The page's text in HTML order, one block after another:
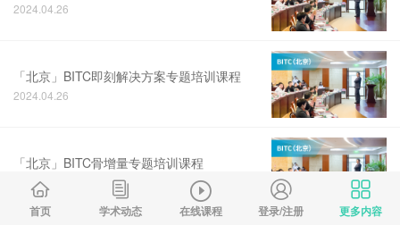
2024.04.26
「北京」BITC即刻解决方案专题培训课程
2024.04.26
「北京」BITC骨增量专题培训课程
2024.04.26
首页 学术动态 在线课程 登录/注册 更多内容